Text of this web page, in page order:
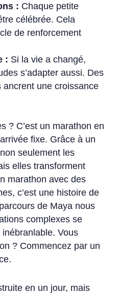
: Chaque petite
célébrée. Cela
de renforcement
: Si la vie a changé,
s’adapter aussi. Des
ancrent une croissance
? C’est un marathon en
fixe. Grâce à un
seulement les
elles transforment
marathon avec des
c’est une histoire de
de Maya nous
complexes se
Vous
? Commencez par un
en un jour, mais